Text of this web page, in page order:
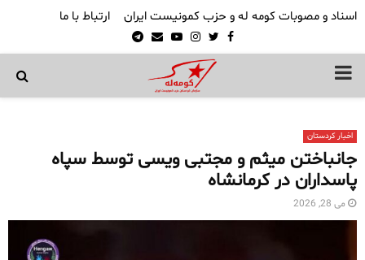
اسناد و مصوبات کومه له و حزب کمونیست ایران ارتباط با ما
Facebook
Twitter
Instagram
Youtube
Email
Telegram
PRIMARY
اخبار کردستان
جانباختن میثم و مجتبی ویسی توسط سپاه
پاسداران در کرمانشاه
می 28, 2026